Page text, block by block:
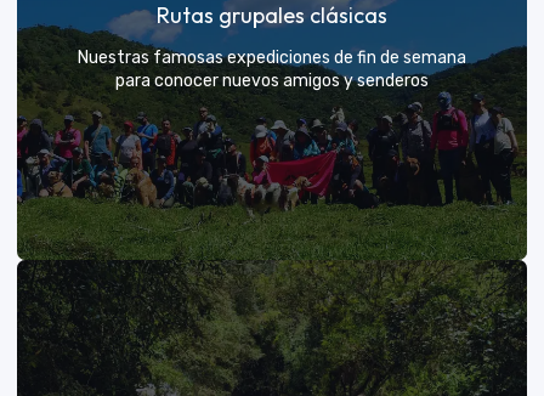
Rutas grupales clásicas
Nuestras famosas expediciones de fin de semana
para conocer nuevos amigos y senderos